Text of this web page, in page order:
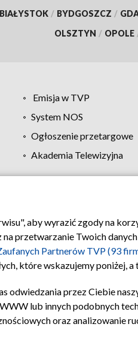
BIAŁYSTOK / BYDGOSZCZ /
OLSZTYN / OPOLE
Emisja w TVP
System NOS
Ogłoszenie przetargowe
Akademia Telewizyjna
Regulamin TVP Polityka
aby wyrazić zgody na
przetwarzanie Twoich
Partnerów TVP (93
które wskazujemy poniżej,
odwiedzania przez Ciebie
lub innych podobnych
oraz analizowanie